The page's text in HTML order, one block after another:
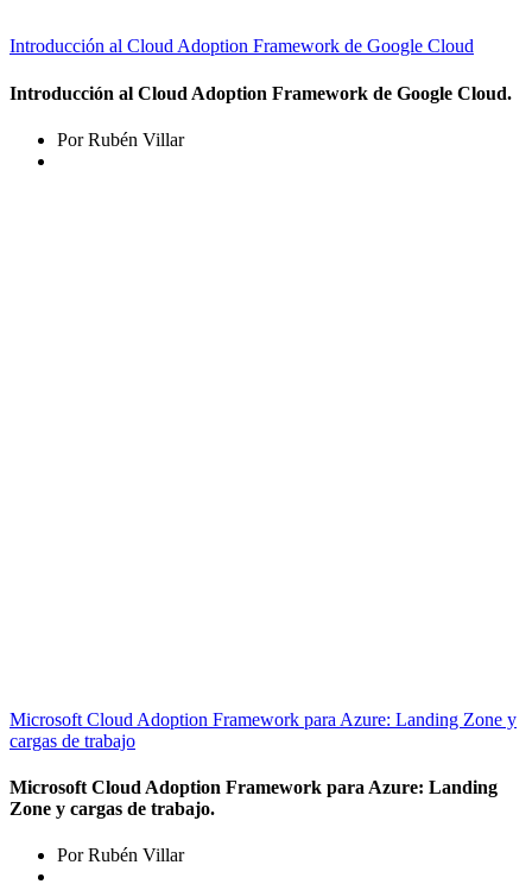
Introducción al Cloud Adoption Framework de Google Cloud
Introducción al Cloud Adoption Framework de Google Cloud.
Por Rubén Villar
Microsoft Cloud Adoption Framework para Azure: Landing Zone y
cargas de trabajo
Microsoft Cloud Adoption Framework para Azure: Landing
Zone y cargas de trabajo.
Por Rubén Villar